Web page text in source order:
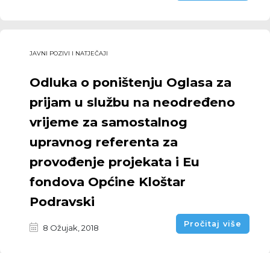
JAVNI POZIVI I NATJEČAJI
Odluka o poništenju Oglasa za
prijam u službu na neodređeno
vrijeme za samostalnog
upravnog referenta za
provođenje projekata i Eu
fondova Općine Kloštar
Podravski
8 Ožujak, 2018 Pročitaj više